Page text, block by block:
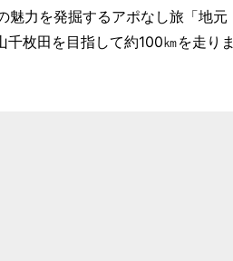
魅力を発掘するアポなし旅「地元
枚田を目指して約100㎞を走りま